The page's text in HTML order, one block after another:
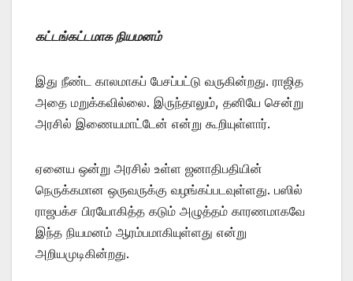
கட்டங்கட்டமாக நியமனம்
இது நீண்ட காலமாகப் பேசப்பட்டு வருகின்றது. ராஜித
அதை மறுக்கவில்லை. இருந்தாலும், தனியே சென்று
அரசில் இணையமாட்டேன் என்று கூறியுள்ளார்.
ஏனைய ஒன்று அரசில் உள்ள ஜனாதிபதியின்
நெருக்கமான ஒருவருக்கு வழங்கப்படவுள்ளது. பஸில்
ராஜபக்ச பிரயோகித்த கடும் அழுத்தம் காரணமாகவே
இந்த நியமனம் ஆரம்பமாகியுள்ளது என்று
அறியமுடிகின்றது.